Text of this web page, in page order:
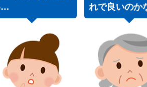
…
れで良いのか